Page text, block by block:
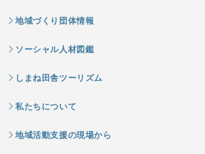
地域づくり団体情報
ソーシャル人材図鑑
しまね田舎ツーリズム
私たちについて
地域活動支援の現場から